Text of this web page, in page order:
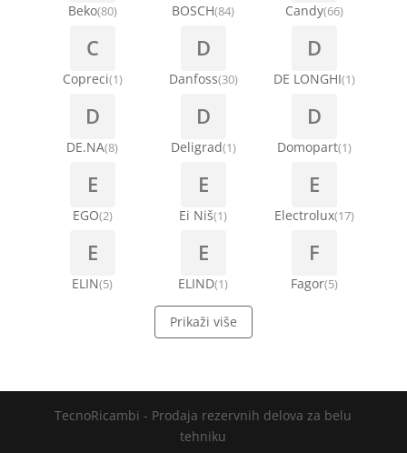
Beko(80) BOSCH(84) Candy(66)
C
Copreci(1)
D
Danfoss(30)
D
DE LONGHI(1)
D
DE.NA(8)
D
Deligrad(1)
D
Domopart(1)
E
EGO(2)
E
Ei Niš(1)
E
Electrolux(17)
E
ELIN(5)
E
ELIND(1)
F
Fagor(5)
Prikaži više
TecnoRicambi - Prodaja rezervnih delova za belu
tehniku